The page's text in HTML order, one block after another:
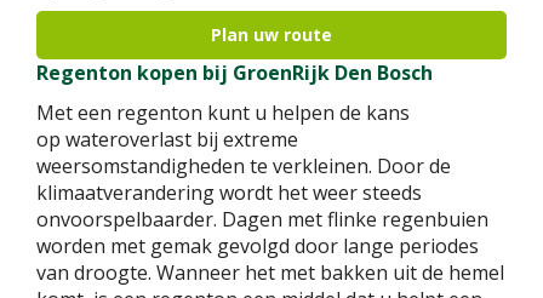
Plan uw route
Regenton kopen bij GroenRijk Den Bosch
Met een regenton kunt u helpen de kans
op wateroverlast bij extreme
weersomstandigheden te verkleinen. Door de
klimaatverandering wordt het weer steeds
onvoorspelbaarder. Dagen met flinke regenbuien
worden met gemak gevolgd door lange periodes
van droogte. Wanneer het met bakken uit de hemel